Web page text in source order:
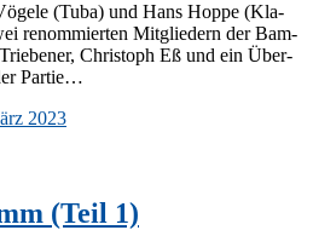
(Tuba) und Hans Hop­pe (Kla­
re­nom­mier­ten Mit­glie­dern der Bam­
Chris­toph Eß und ein Über­
Partie…
2023
(Teil 1)